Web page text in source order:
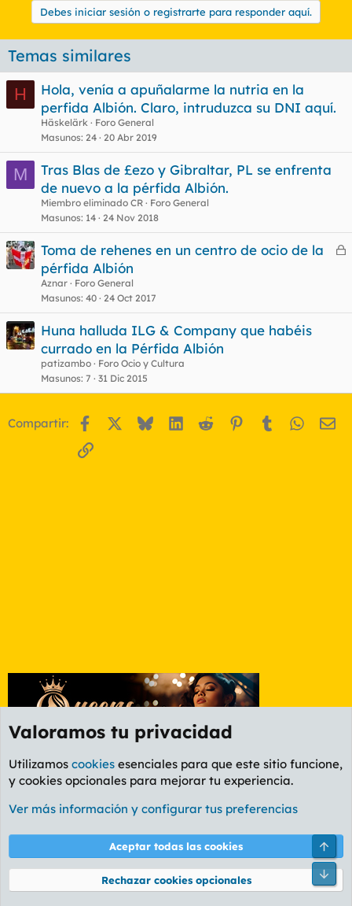
Debes iniciar sesión o registrarte para responder aquí.
Temas similares
H
Hola, venía a apuñalarme la nutria en la
perfida Albión. Claro, intruduzca su DNI aquí.
Häskelärk
Foro General
Masunos 24 20 Abr 2019
M
Tras Blas de £ezo y Gibraltar, PL se enfrenta
de nuevo a la pérfida Albión.
Miembro eliminado CR
Foro General
Masunos 14 24 Nov 2018
C
a
Toma de rehenes en un centro de ocio de la
pérfida Albión
Aznar
Foro General
Masunos 40 24 Oct 2017
Huna halluda ILG & Company que habéis
currado en la Pérfida Albión
patizambo
Foro Ocio y Cultura
Masunos 7 31 Dic 2015
Compartir: Facebook BlueskyLinkedIn
Reddit Pinterest
Tumblr
Enlace
Foro General
Cookies
PL OLDSTYLE AMARILLO
Términos y reglas Política de privacidad Ayuda
Community platform by XenForo® © 2010-2026 XenForo Ltd.
Valoramos tu privacidad
Utilizamos cookies esenciales para que este sitio funcione,
y cookies opcionales para mejorar tu experiencia.
Ver más información y configurar tus preferencias
Aceptar todas las cookies
Rechazar cookies opcionales
Pie